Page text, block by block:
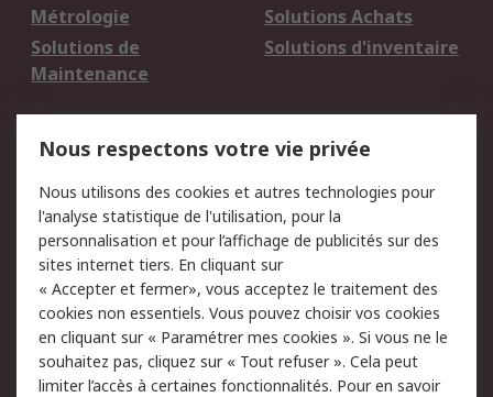
Métrologie
Solutions Achats
Solutions de
Maintenance
Solutions d'inventaire
du site
Politique de protection
des données - Mise à
jour
Sécurité des E-mails
Conditions générales
de vente
Politique anti-
corruption
Campagnes marketing
Nous respectons votre vie privée
Nous utilisons des cookies et autres technologies pour
l'analyse statistique de l'utilisation, pour la
personnalisation et pour l’affichage de publicités sur des
sites internet tiers. En cliquant sur
« Accepter et fermer», vous acceptez le traitement des
cookies non essentiels. Vous pouvez choisir vos cookies
en cliquant sur « Paramétrer mes cookies ». Si vous ne le
souhaitez pas, cliquez sur « Tout refuser ». Cela peut
limiter l’accès à certaines fonctionnalités. Pour en savoir